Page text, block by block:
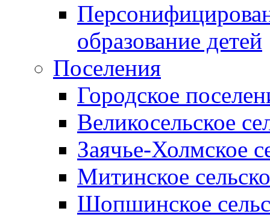
образование детей
Поселения
Городское
Великосельское
Заячье-Холмское
Митинское
Шопшинское